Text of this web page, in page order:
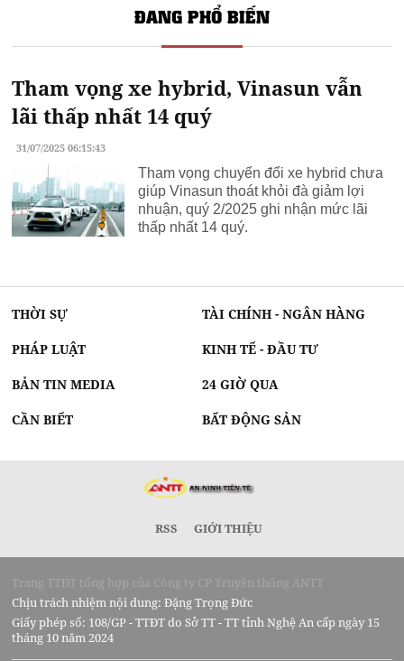
ĐANG PHỔ BIẾN
Tham vọng xe hybrid, Vinasun vẫn
lãi thấp nhất 14 quý
31/07/2025 06:15:43
Tham vọng chuyển đổi xe hybrid chưa
giúp Vinasun thoát khỏi đà giảm lợi
nhuận, quý 2/2025 ghi nhận mức lãi
thấp nhất 14 quý.
THỜI SỰ TÀI CHÍNH - NGÂN HÀNG
PHÁP LUẬT KINH TẾ - ĐẦU TƯ
BẢN TIN MEDIA 24 GIỜ QUA
CẦN BIẾT BẤT ĐỘNG SẢN
RSS GIỚI THIỆU
Trang TTĐT tổng hợp của Công ty CP Truyền thông ANTT
Chịu trách nhiệm nội dung: Đặng Trọng Đức
Giấy phép số: 108/GP - TTĐT do Sở TT - TT tỉnh Nghệ An cấp ngày 15
tháng 10 năm 2024